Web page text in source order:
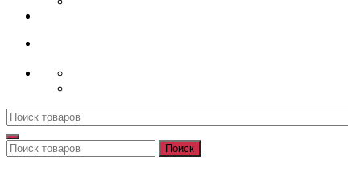
Поиск
для:
Поиск
для:
Поиск